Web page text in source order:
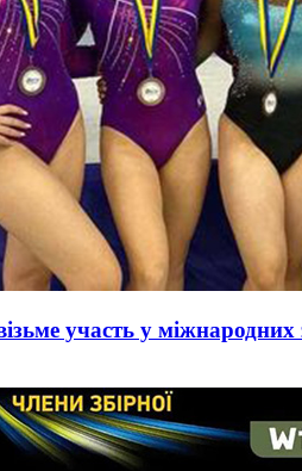
участь у